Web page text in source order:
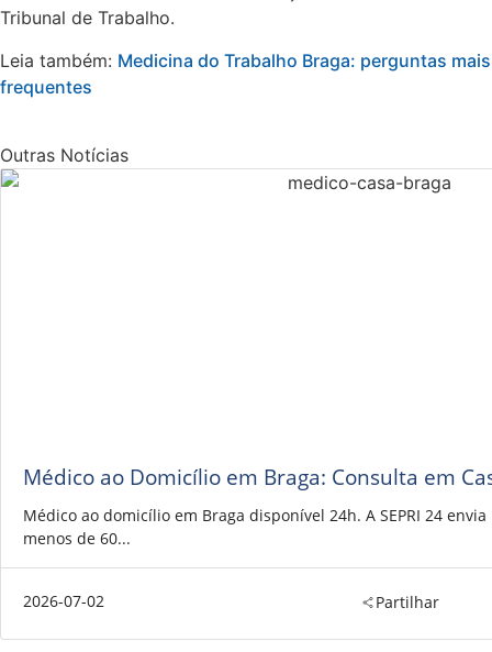
Tribunal de Trabalho.
Leia também: Medicina do Trabalho Braga: perguntas mais
frequentes
Outras Notícias
Médico ao Domicílio em Braga: Consulta em
Médico ao domicílio em Braga disponível 24h. A SEPRI 24
menos de 60...
2026-07-02 Partilhar